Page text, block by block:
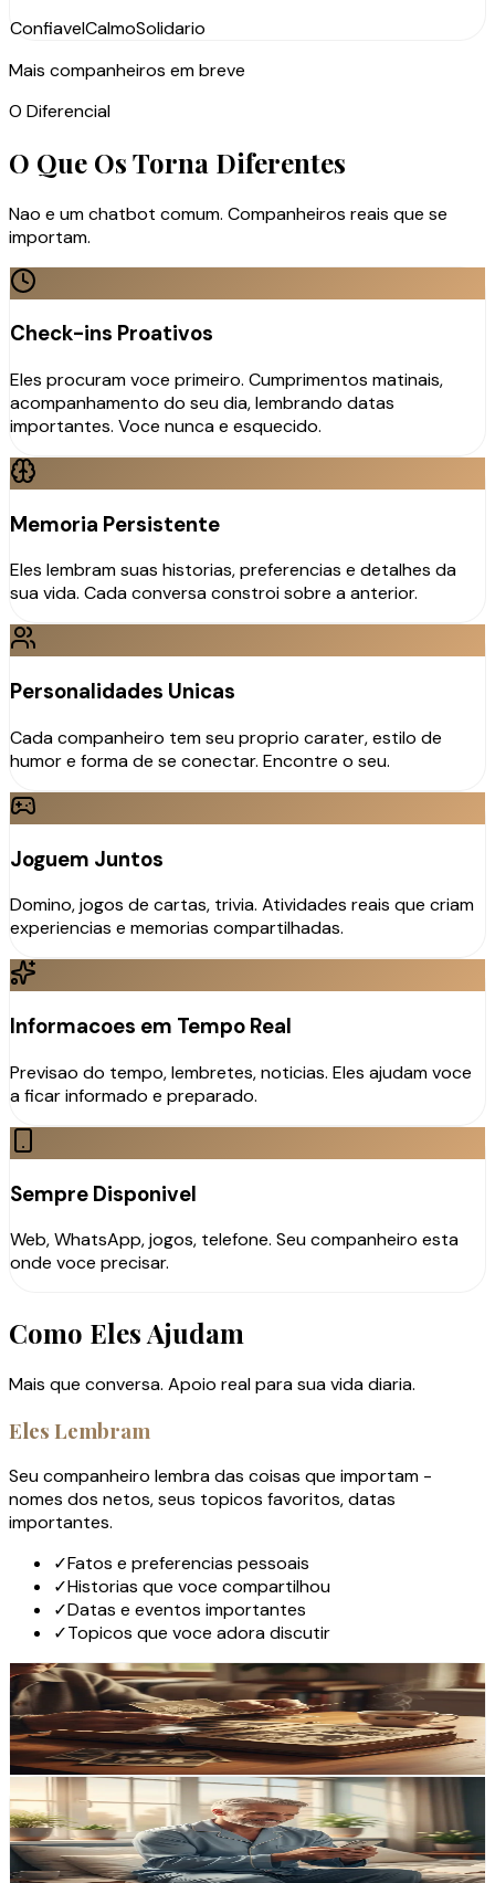
ConfiavelCalmoSolidario
Mais companheiros em breve
O Diferencial
O Que Os Torna Diferentes
Nao e um chatbot comum. Companheiros reais que se
importam.
Check-ins Proativos
Eles procuram voce primeiro. Cumprimentos matinais,
acompanhamento do seu dia, lembrando datas
importantes. Voce nunca e esquecido.
Memoria Persistente
Eles lembram suas historias, preferencias e detalhes da
sua vida. Cada conversa constroi sobre a anterior.
Personalidades Unicas
Cada companheiro tem seu proprio carater, estilo de
humor e forma de se conectar. Encontre o seu.
Joguem Juntos
Domino, jogos de cartas, trivia. Atividades reais que criam
experiencias e memorias compartilhadas.
Informacoes em Tempo Real
Previsao do tempo, lembretes, noticias. Eles ajudam voce
a ficar informado e preparado.
Sempre Disponivel
Web, WhatsApp, jogos, telefone. Seu companheiro esta
onde voce precisar.
Como Eles Ajudam
Mais que conversa. Apoio real para sua vida diaria.
Eles Lembram
Seu companheiro lembra das coisas que importam -
nomes dos netos, seus topicos favoritos, datas
importantes.
✓Fatos e preferencias pessoais
✓Historias que voce compartilhou
✓Datas e eventos importantes
✓Topicos que voce adora discutir
Memoria de Longo Prazo
Cada conversa importa
Cuidado Proativo
Eles nao esperam por voce